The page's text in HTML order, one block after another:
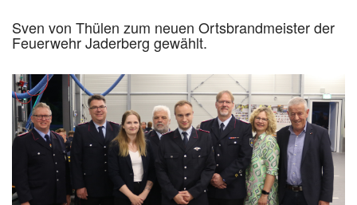
Sven von Thülen zum neuen Ortsbrandmeister der
Feuerwehr Jaderberg gewählt.